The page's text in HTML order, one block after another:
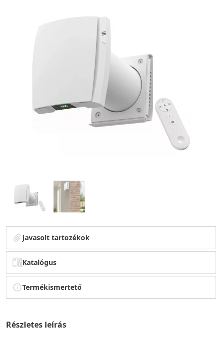
Javasolt tartozékok
Katalógus
Termékismertető
Részletes leírás